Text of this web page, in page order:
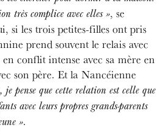
très complice avec elles », se
si les trois petites-filles ont pris
prend souvent le relais avec
conflit intense avec sa mère en
son père. Et la Nancéienne
pense que cette relation est celle que
avec leurs propres grands-parents
».